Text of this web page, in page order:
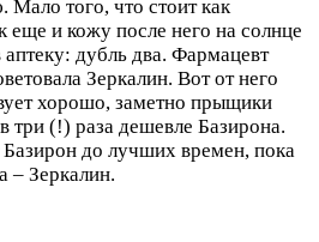
Мало того, что стоит как
еще и кожу после него на солнце
дубль два. Фармацевт
Зеркалин. Вот от него
хорошо, заметно прыщики
три (!) раза дешевле Базирона.
Базирон до лучших времен, пока
– Зеркалин.